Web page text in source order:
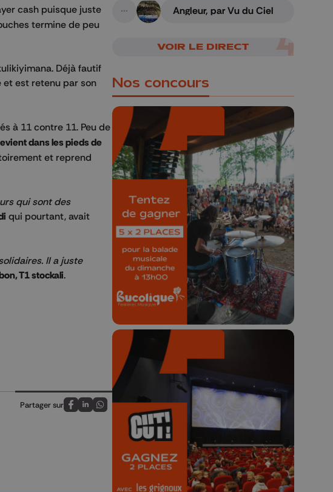
cash puisque juste
termine de peu
Déjà fautif
et est retenu par son
à 11 contre 11. Peu de
dans les pieds de
et reprend
qui sont des
qui pourtant, avait
Il a juste
T1 stockali.
Partager sur
Partagez sur FaceBook
Partagez sur LinkedIn
Partagez sur Whatsapp
A suivre
Angleur, par Vu du Ciel
VOIR LE DIRECT
Nos concours
🎁 Gagnez 5x2
places pour le
Bucolique Ferrières
Festival 🌿🎶
Concours valable jusqu'au 9 août,
23h59.
🎬 Concours CUT x
Les Grignoux ✨
Concours permanent - 2 places à
gagner chaque semaine !